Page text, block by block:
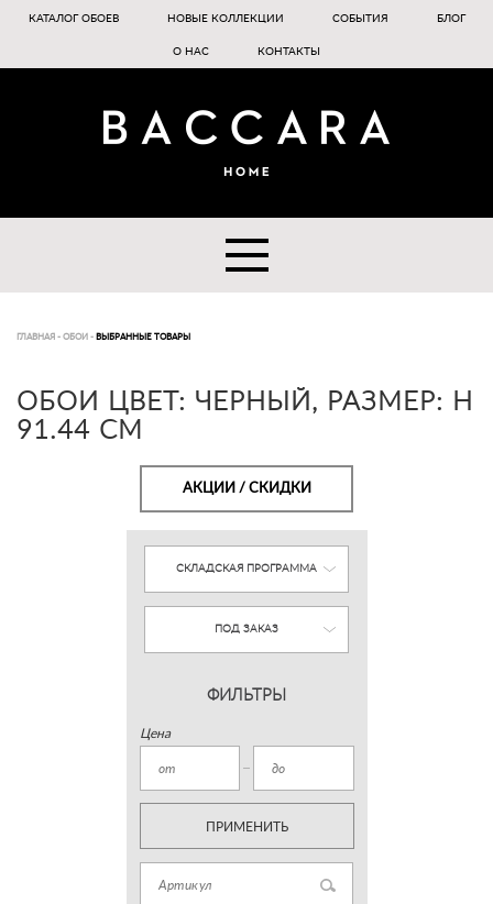
КАТАЛОГ ОБОЕВ НОВЫЕ КОЛЛЕКЦИИ СОБЫТИЯ БЛОГ
О НАС КОНТАКТЫ
ГЛАВНАЯ - ОБОИ - ВЫБРАННЫЕ ТОВАРЫ
ОБОИ ЦВЕТ: ЧЕРНЫЙ, РАЗМЕР: H
91.44 CM
АКЦИИ / СКИДКИ
СКЛАДСКАЯ ПРОГРАММА
ПОД ЗАКАЗ
ФИЛЬТРЫ
Цена
ПРИМЕНИТЬ